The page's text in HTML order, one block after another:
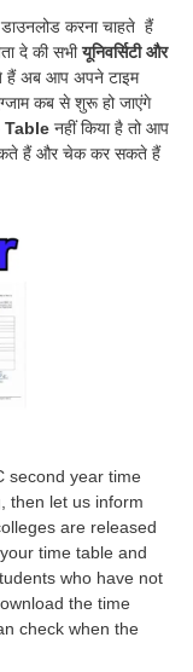
करना चाहते हैं
दे की सभीयूनिवर्सिटी और
हैं अब आप अपने टाइम
कब से शुरू हो जाएंगे
Table नहीं किया है तो आप
हैं और चेक कर सकते हैं
second year time
then let us inform
are released
time table and
who have not
the time
check when the